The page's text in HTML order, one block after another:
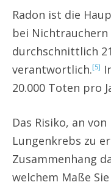
Radon ist die
bei
durchschnittlich
verantwortlich.[5]
20.000 Toten pro
Das Risiko, an
Lungenkrebs zu
Zusammenhang
welchem Maße